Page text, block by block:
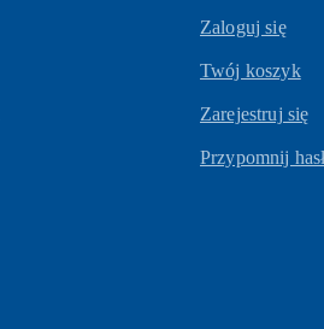
Zaloguj się
Twój koszyk
Zarejestruj się
Przypomnij